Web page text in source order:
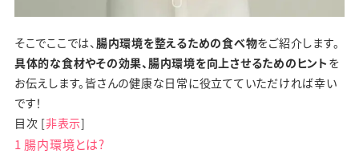
そこでここでは、腸内環境を整えるための食べ物をご紹介します。
具体的な食材やその効果、腸内環境を向上させるためのヒント を
お伝えします。皆さんの健康な日常に役立てていただければ幸い
です！
目次 [非表示]
1 腸内環境とは?